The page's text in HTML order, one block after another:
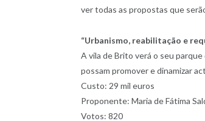
ver todas as propostas que
“Urbanismo, reabilitação e
A vila de Brito verá o seu
possam promover e dinamizar
Custo: 29 mil euros
Proponente: Maria de Fátima
Votos: 820